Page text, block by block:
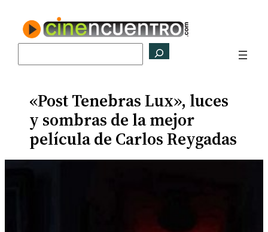
contenido
«Post Tenebras Lux», luces
y sombras de la mejor
película de Carlos Reygadas